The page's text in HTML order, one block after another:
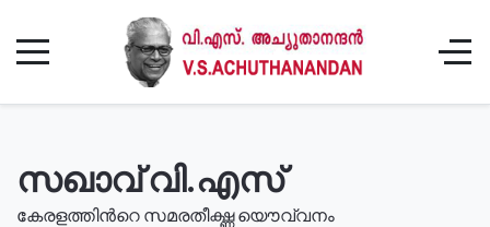
സഖാവ് വി.എസ്
കേരളത്തിൻറെ സമരതീക്ഷ്ണ യൌവ്വനം